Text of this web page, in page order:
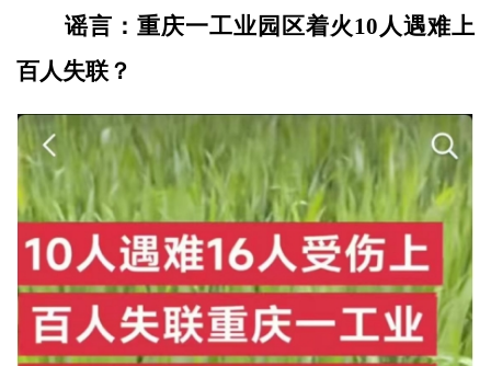
谣言：重庆一工业园区着火10人遇难上
百人失联？